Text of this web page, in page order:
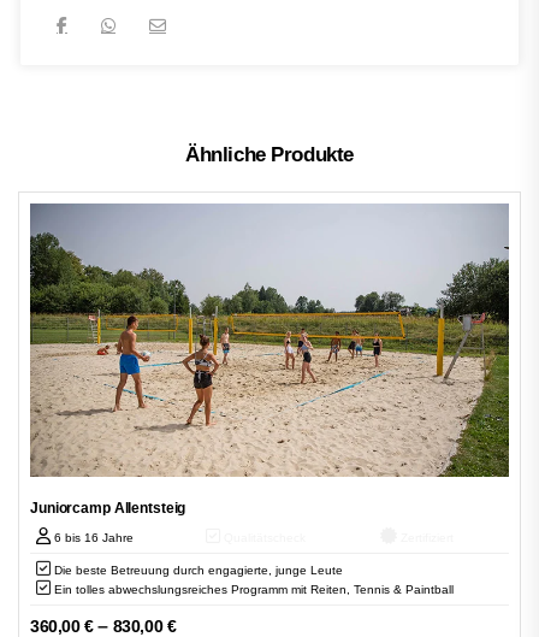
Ähnliche Produkte
Juniorcamp Allentsteig
6 bis 16 Jahre
Die beste Betreuung durch engagierte, junge Leute
Ein tolles abwechslungsreiches Programm mit Reiten, Tennis & Paintball
360,00€– 830,00€